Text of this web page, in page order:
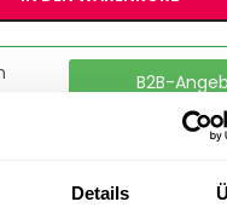
Details
B2B-